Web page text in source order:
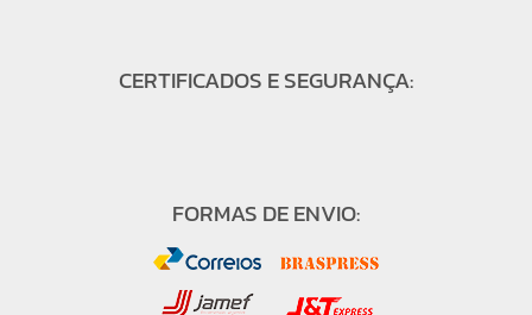
CERTIFICADOS E SEGURANÇA:
FORMAS DE ENVIO: